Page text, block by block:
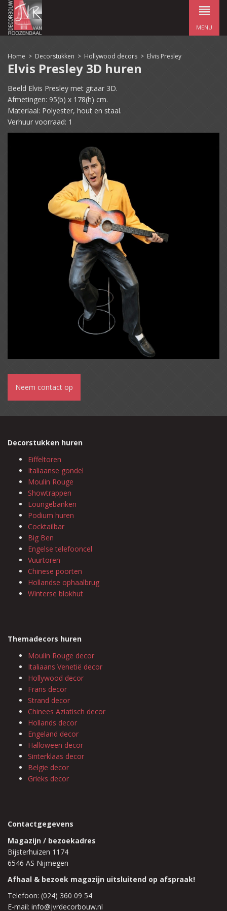
MENU
Home > Decorstukken > Hollywood decors > Elvis Presley
Elvis Presley 3D huren
Beeld Elvis Presley met gitaar 3D.
Afmetingen: 95(b) x 178(h) cm.
Materiaal: Polyester, hout en staal.
Verhuur voorraad: 1
Neem contact op
Decorstukken huren
Eiffeltoren
Italiaanse gondel
Moulin Rouge
Showtrappen
Loungebanken
Podium huren
Cocktailbar
Big Ben
Engelse telefooncel
Vuurtoren
Chinese poorten
Hollandse ophaalbrug
Winterse blokhut
Themadecors huren
Moulin Rouge decor
Italiaans Venetië decor
Hollywood decor
Frans decor
Strand decor
Chinees Aziatisch decor
Hollands decor
Engeland decor
Halloween decor
Sinterklaas decor
Belgie decor
Grieks decor
Contactgegevens
Magazijn / bezoekadres
Bijsterhuizen 1174
6546 AS Nijmegen
Afhaal & bezoek magazijn uitsluitend op afspraak!
Telefoon: (024) 360 09 54
E-mail: info@jvrdecorbouw.nl